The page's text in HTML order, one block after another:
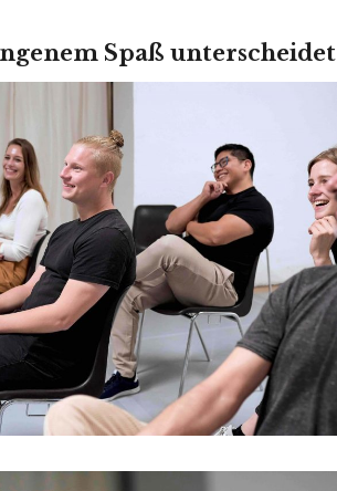
Spaß unterscheidet